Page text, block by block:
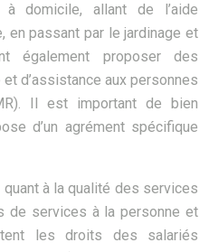
domicile, allant de l’aide
en passant par le jardinage et
également proposer des
d’assistance aux personnes
Il est important de bien
d’un agrément spécifique
quant à la qualité des services
de services à la personne et
les droits des salariés